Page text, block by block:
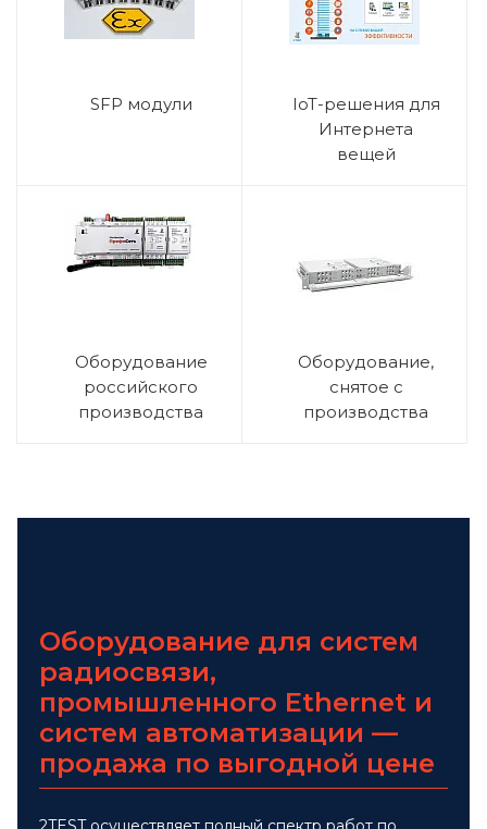
SFP модули
IoT-решения для
Интернета
вещей
Оборудование
российского
производства
Оборудование,
снятое с
производства
Оборудование для систем
радиосвязи,
промышленного Ethernet и
систем автоматизации —
продажа по выгодной цене